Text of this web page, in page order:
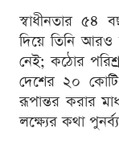
স্বাধীনতার ৫৪
দিয়ে তিনি
নেই; কঠোর
দেশের ২০
রূপান্তর করার
লক্ষ্যের কথা